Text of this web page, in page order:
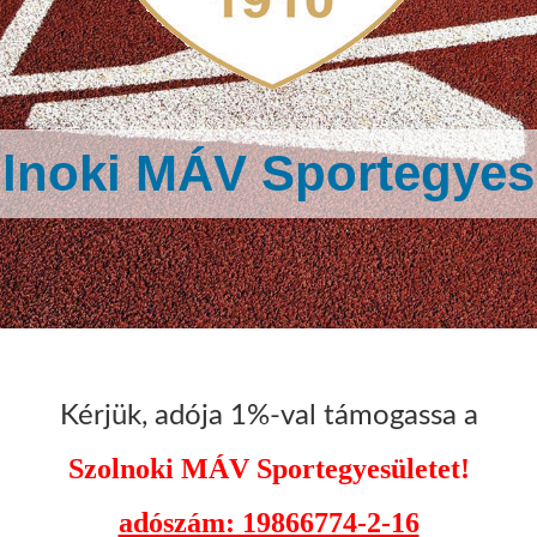
MÁV
Kérjük, adója 1%-val támogassa a
Szolnoki MÁV Sportegyesületet!
adószám: 19866774-2-16